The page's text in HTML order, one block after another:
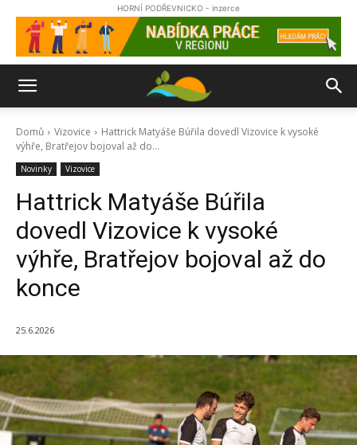
HORNÍ PODŘEVNICKO - inzerce
Domů Vizovice
Hattrick Matyáše Búřila dovedl Vizovice k vysoké
výhře, Bratřejov bojoval až do...
Novinky Vizovice
Hattrick Matyáše Búřila
dovedl Vizovice k vysoké
výhře, Bratřejov bojoval až do
konce
25.6.2026